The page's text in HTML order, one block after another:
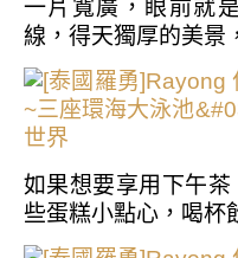
一片寬廣，眼前就
線，得天獨厚的美景
如果想要享用下午
些蛋糕小點心，喝杯